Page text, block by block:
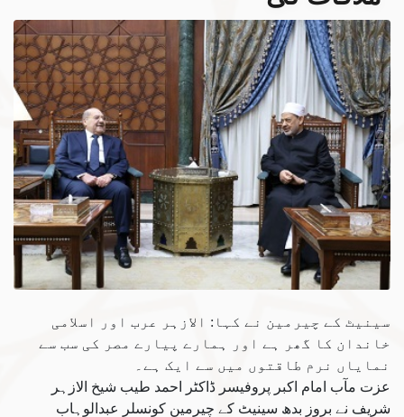
سینیٹ کے چیرمین نے کہا: الازہر عرب اور اسلامی
خاندان کا گھر ہے اور ہمارے پیارے مصر کی سب سے
نمایاں نرم طاقتوں میں سے ایک ہے۔
عزت مآب امام اکبر پروفیسر ڈاکٹر احمد طیب شیخ الازہر
شریف نے بروز بدھ سینیٹ کے چیرمین کونسلر عبدالوہاب